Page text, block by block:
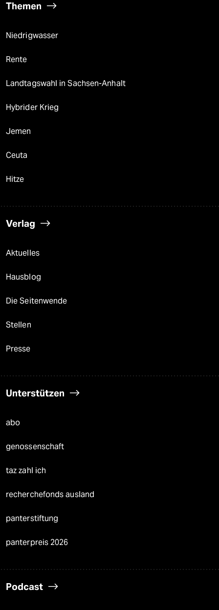
Themen
Niedrigwasser
Rente
Landtagswahl in Sachsen-Anhalt
Hybrider Krieg
Jemen
Ceuta
Hitze
Verlag
Aktuelles
Hausblog
Die Seitenwende
Stellen
Presse
Unterstützen
abo
genossenschaft
taz zahl ich
recherchefonds ausland
panterstiftung
panterpreis 2026
Podcast